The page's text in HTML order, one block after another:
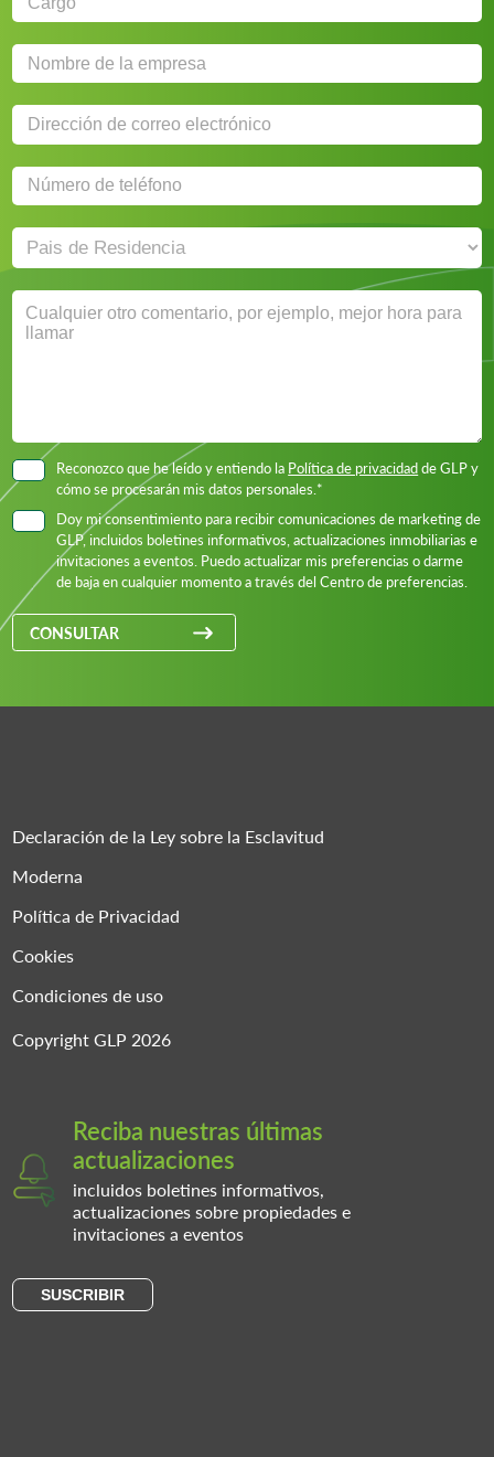
Reconozco que he leído y entiendo la Política de privacidadde GLP y
cómo se procesarán mis datos personales.*
Doy mi consentimiento para recibir comunicaciones de marketing de
GLP, incluidos boletines informativos, actualizaciones inmobiliarias e
invitaciones a eventos. Puedo actualizar mis preferencias o darme
de baja en cualquier momento a través del Centro de preferencias.
CONSULTAR
Declaración de la Ley sobre la Esclavitud
Moderna
Política de Privacidad
Cookies
Condiciones de uso
Copyright GLP 2026
Reciba nuestras últimas
actualizaciones
incluidos boletines informativos,
actualizaciones sobre propiedades e
invitaciones a eventos
SUSCRIBIR